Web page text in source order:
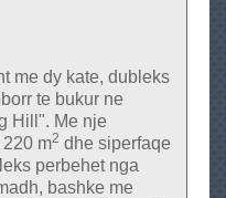
me dy kate, dubleks
te bukur ne
Hill". Me nje
m2 dhe siperfaqe
perbehet nga
bashke me